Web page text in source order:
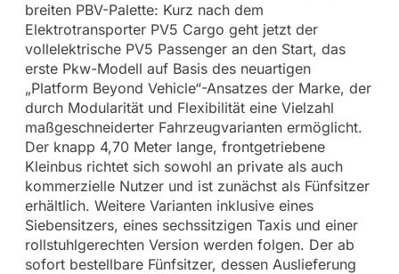
breiten PBV-Palette: Kurz nach dem
Elektrotransporter PV5 Cargo geht jetzt der
vollelektrische PV5 Passenger an den Start, das
erste Pkw-Modell auf Basis des neuartigen
„Platform Beyond Vehicle“-Ansatzes der Marke, der
durch Modularität und Flexibilität eine Vielzahl
maßgeschneiderter Fahrzeugvarianten ermöglicht.
Der knapp 4,70 Meter lange, frontgetriebene
Kleinbus richtet sich sowohl an private als auch
kommerzielle Nutzer und ist zunächst als Fünfsitzer
erhältlich. Weitere Varianten inklusive eines
Siebensitzers, eines sechssitzigen Taxis und einer
rollstuhlgerechten Version werden folgen. Der ab
sofort bestellbare Fünfsitzer, dessen Auslieferung